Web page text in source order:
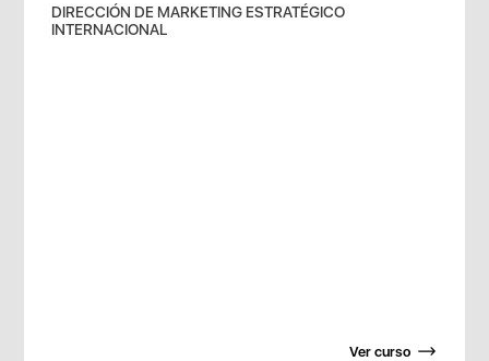
DIRECCIÓN DE MARKETING ESTRATÉGICO
INTERNACIONAL
Ver curso